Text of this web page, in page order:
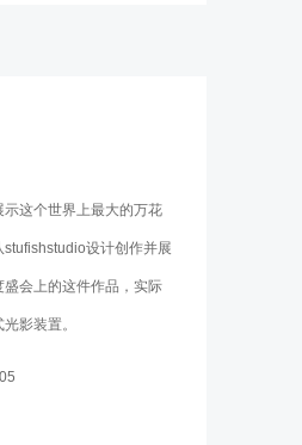
这个世界上最大的万花
设计创作并展
会上的这件作品，实际
影装置。